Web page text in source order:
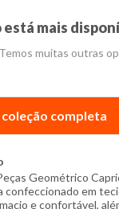
mais
muitas outras
completa
Geométrico
confeccionado em
e confortável,